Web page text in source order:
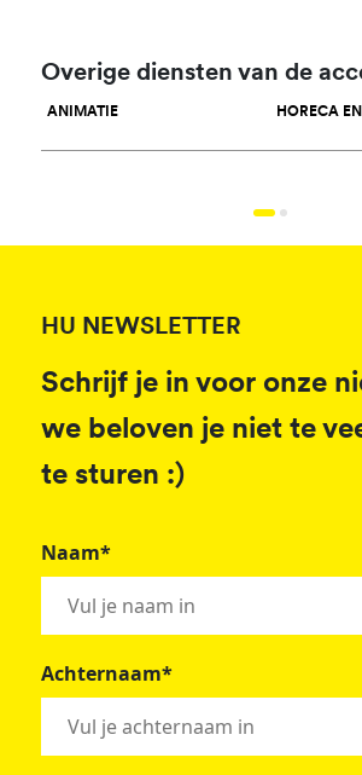
Overige diensten van de
ANIMATIE HORECA
HU NEWSLETTER
Schrijf je in voor onze
we beloven je niet te
te sturen :)
Naam*
Achternaam*